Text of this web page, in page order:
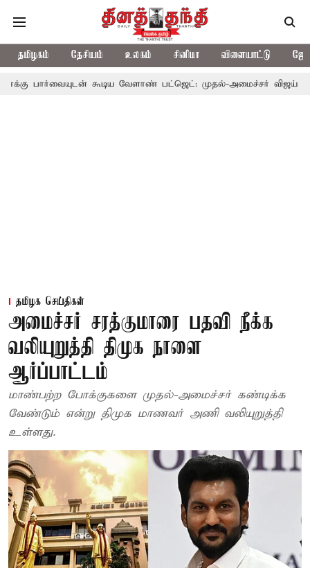
தமிழகம் தேசியம் உலகம் சினிமா விளையாட்டு
கூடிய வேளாண் பட்ஜெட்: முதல்-அமைச்சர் விஜய் தமிழக
தமிழக செய்திகள்
அமைச்சர் சரத்குமாரை பதவி நீக்க
வலியுறுத்தி திமுக நாளை
ஆர்ப்பாட்டம்
மாண்பற்ற போக்குகளை முதல்-அமைச்சர் கண்டிக்க
வேண்டும் என்று திமுக மாணவர் அணி வலியுறுத்தி
உள்ளது.